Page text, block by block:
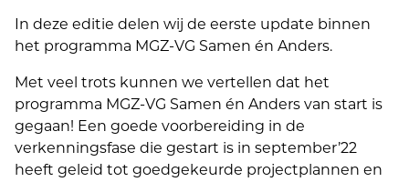
In deze editie delen wij de eerste update binnen
het programma MGZ-VG Samen én Anders.
Met veel trots kunnen we vertellen dat het
programma MGZ-VG Samen én Anders van start is
gegaan! Een goede voorbereiding in de
verkenningsfase die gestart is in september’22
heeft geleid tot goedgekeurde projectplannen en